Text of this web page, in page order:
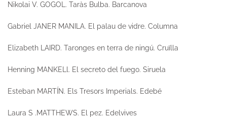
Nikolai V. GOGOL. Taràs Bulba. Barcanova
Gabriel JANER MANILA. El palau de vidre. Columna
Elizabeth LAIRD. Taronges en terra de ningú. Cruïlla
Henning MANKELl. El secreto del fuego. Siruela
Esteban MARTÍN. Els Tresors Imperials. Edebé
Laura S .MATTHEWS. El pez. Edelvives